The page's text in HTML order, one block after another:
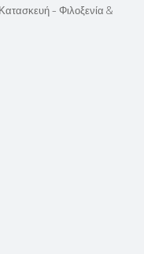
- Φιλοξενία &